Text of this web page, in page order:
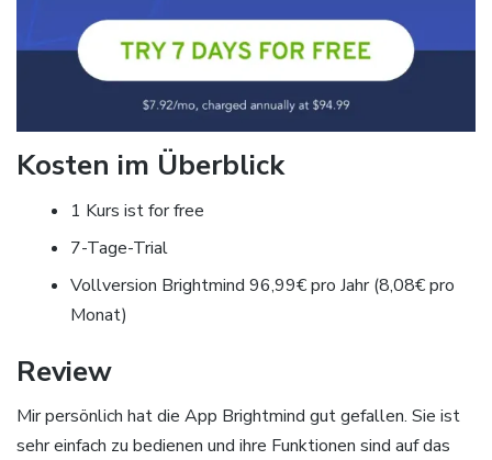
Kosten im Überblick
1 Kurs ist for free
7-Tage-Trial
Vollversion Brightmind 96,99€ pro Jahr (8,08€ pro
Monat)
Review
Mir persönlich hat die App Brightmind gut gefallen. Sie ist
sehr einfach zu bedienen und ihre Funktionen sind auf das